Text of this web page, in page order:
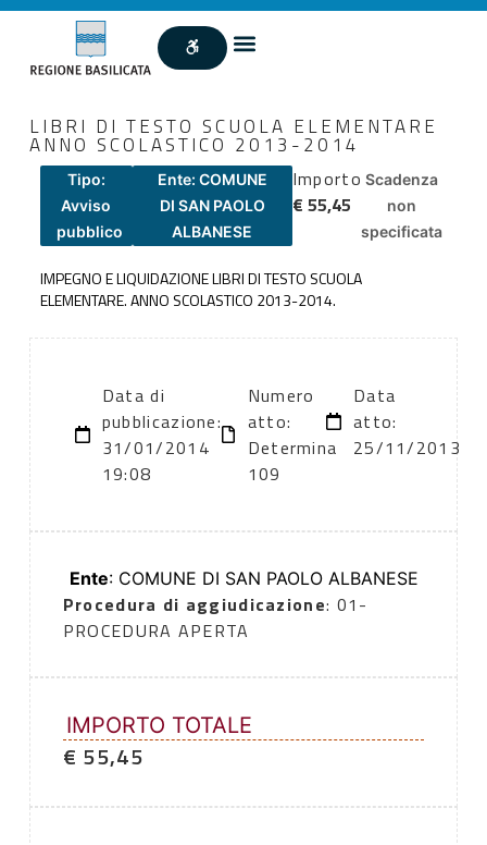
LIBRI DI TESTO SCUOLA ELEMENTARE
ANNO SCOLASTICO 2013-2014
Tipo:
Avviso
pubblico
Ente: COMUNE
DI SAN PAOLO
ALBANESE
Importo
€ 55,45
Scadenza
non
specificata
IMPEGNO E LIQUIDAZIONE LIBRI DI TESTO SCUOLA
ELEMENTARE. ANNO SCOLASTICO 2013-2014.
Data di
pubblicazione:
31/01/2014
19:08
Numero
atto:
Determina
109
Data
atto:
25/11/2013
Ente: COMUNE DI SAN PAOLO ALBANESE
Procedura di aggiudicazione: 01-
PROCEDURA APERTA
IMPORTO TOTALE
€ 55,45